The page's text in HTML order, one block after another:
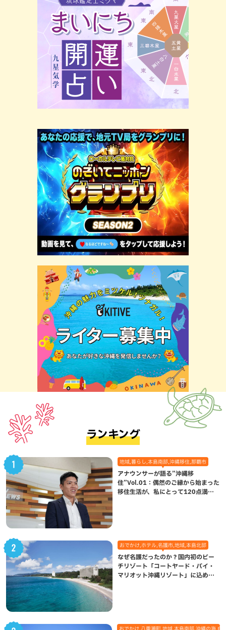
ランキング
地域,暮らし,本島南部,沖縄移住,那覇市
アナウンサーが語る”沖縄移
住”Vol.01：偶然のご縁から始まった
移住生活が、私にとって120点満点
おでかけ,ホテル,名護市,地域,本島北部
なぜ名護だったのか？国内初のビー
チリゾート「コートヤード・バイ・
マリオット沖縄リゾート」に込めら
おでかけ,八重瀬町,地域,本島南部,沖縄の海,自